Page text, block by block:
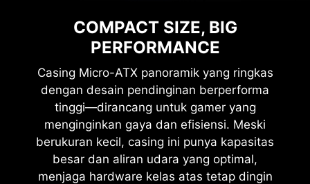
COMPACT SIZE, BIG
PERFORMANCE
Casing Micro-ATX panoramik yang ringkas
dengan desain pendinginan berperforma
tinggi—dirancang untuk gamer yang
menginginkan gaya dan efisiensi. Meski
berukuran kecil, casing ini punya kapasitas
besar dan aliran udara yang optimal,
menjaga hardware kelas atas tetap dingin